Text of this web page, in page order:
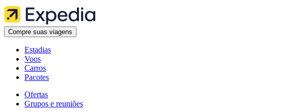
Compre suas viagens
Estadias
Voos
Carros
Pacotes
Ofertas
Grupos e reuniões